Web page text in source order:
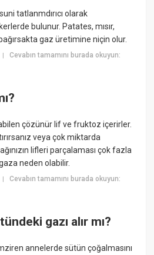
tatlanmdırıcı olarak
bulunur. Patates, mısır,
gaz üretimine niçin olur.
|Cevabın tamamını burada okuyun:
çözünür lif ve fruktoz içerirler.
veya çok miktarda
lifleri parçalaması çok fazla
neden olabilir.
|Cevabın tamamını burada okuyun:
gazı alır mı?
annelerde sütün çoğalmasını